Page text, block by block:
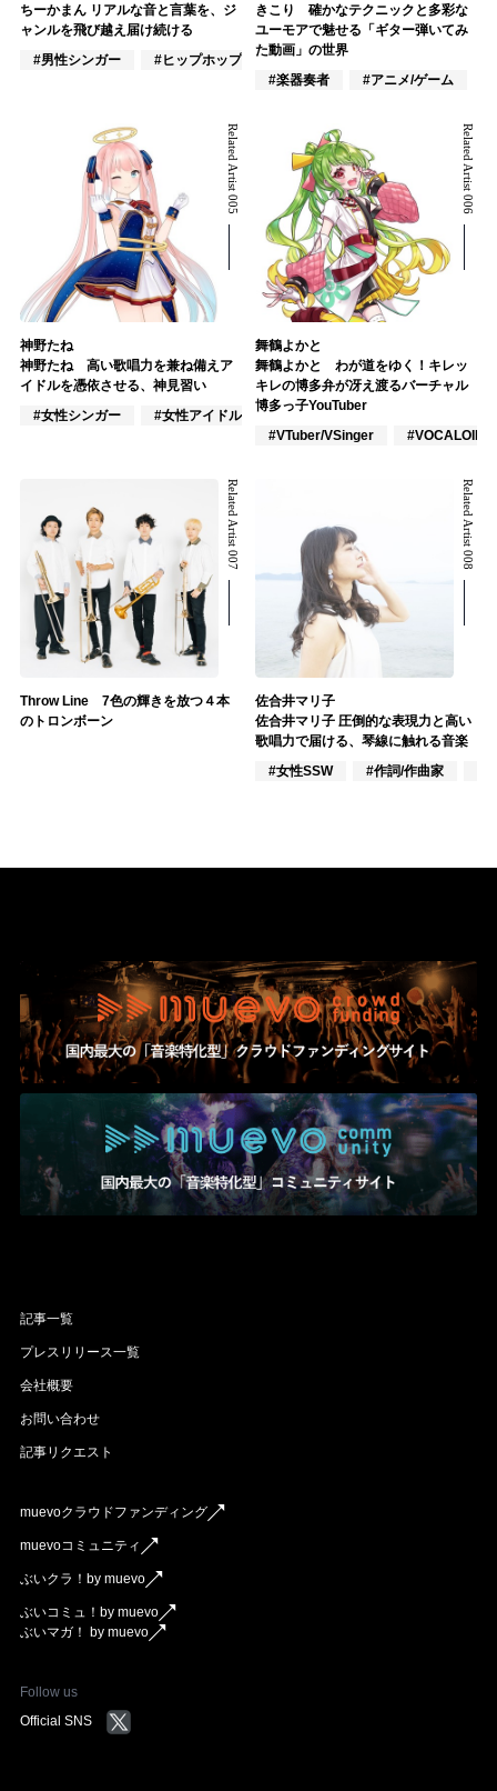
ちーかまん リアルな音と言葉を、ジ
ャンルを飛び越え届け続ける
#男性シンガー
#ヒップホップ #クラブ/ダンス
きこり 確かなテクニックと多彩な
ユーモアで魅せる「ギター弾いてみ
た動画」の世界
#楽器奏者
#アニメ/ゲーム
Related Artist 005
神野たね
神野たね 高い歌唱力を兼ね備えア
イドルを憑依させる、神見習い
#女性シンガー
#女性アイドル #VTuber/VSinger
Related Artist 006
舞鶴よかと
舞鶴よかと わが道をゆく！キレッ
キレの博多弁が冴え渡るバーチャル
博多っ子YouTuber
#VTuber/VSinger
#VOCALOID
Related Artist 007
Throw Line 7色の輝きを放つ４本
のトロンボーン
Related Artist 008
佐合井マリ子
佐合井マリ子 圧倒的な表現力と高い
歌唱力で届ける、琴線に触れる音楽
#女性SSW
#作詞/作曲家
記事一覧
プレスリリース一覧
会社概要
お問い合わせ
記事リクエスト
muevoクラウドファンディング
muevoコミュニティ
ぶいクラ！by muevo
ぶいコミュ！by muevo
ぶいマガ！ by muevo
Follow us
Official SNS